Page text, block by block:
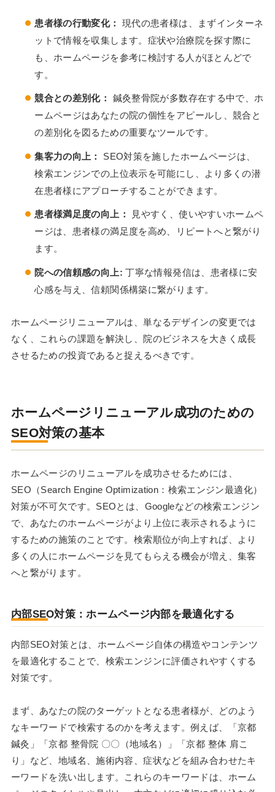
患者様の行動変化：
現代の患者様は、まずインターネ
ットで情報を収集します。症状や治療院を探す際に
も、ホームページを参考に検討する人がほとんどで
す。
競合との差別化：
鍼灸整骨院が多数存在する中で、ホ
ームページはあなたの院の個性をアピールし、競合と
の差別化を図るための重要なツールです。
集客力の向上：
SEO対策を施したホームページは、
検索エンジンでの上位表示を可能にし、より多くの潜
在患者様にアプローチすることができます。
患者様満足度の向上：
見やすく、使いやすいホームペ
ージは、患者様の満足度を高め、リピートへと繋がり
ます。
院への信頼感の向上: 丁寧な情報発信は、患者様に安
心感を与え、信頼関係構築に繋がります。
ホームページリニューアルは、単なるデザインの変更では
なく、これらの課題を解決し、院のビジネスを大きく成長
させるための投資であると捉えるべきです。
ホームページリニューアル成功のための
SEO対策の基本
ホームページのリニューアルを成功させるためには、
SEO（Search Engine Optimization：検索エンジン最適化）
対策が不可欠です。SEOとは、Googleなどの検索エンジン
で、あなたのホームページがより上位に表示されるように
するための施策のことです。検索順位が向上すれば、より
多くの人にホームページを見てもらえる機会が増え、集客
へと繋がります。
内部SEO対策：ホームページ内部を最適化する
内部SEO対策とは、ホームページ自体の構造やコンテンツ
を最適化することで、検索エンジンに評価されやすくする
対策です。
まず、あなたの院のターゲットとなる患者様が、どのよう
なキーワードで検索するのかを考えます。例えば、「京都
鍼灸」「京都 整骨院 〇〇（地域名）」「京都 整体 肩こ
り」など、地域名、施術内容、症状などを組み合わせたキ
ーワードを洗い出します。これらのキーワードは、ホーム